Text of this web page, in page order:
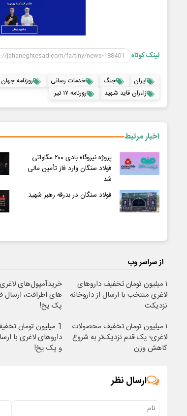
لینک کوتاه
ایران جنگ خدمات رسانی روزنامه
زاءران قاید شهید
رورنامه ۱۷ تیر
اخبار مرتبط
پروژه نیروگاه بادی ۲۰۰ مگاواتی
فولاد سنگان وارد فاز تأمین مالی
شد
فولاد سنگان در بدرقه رهبر شهید
از سراسر وب
۱ میلیون تومان تخفیف داروهای
لاغری منتخب با ارسال از داروخانه
نزدیکت
خریدآمپول‌های لاغری
های اطرافت، ارسال
پک یخ!
۱ میلیون تومان تخفیف محصولات
لاغری؛ یک قدم نزدیک‌تر به شروع
کاهش وزن
1 میلیون تومان
داروهای لاغری با
و پک یخ!
ارسال نظر